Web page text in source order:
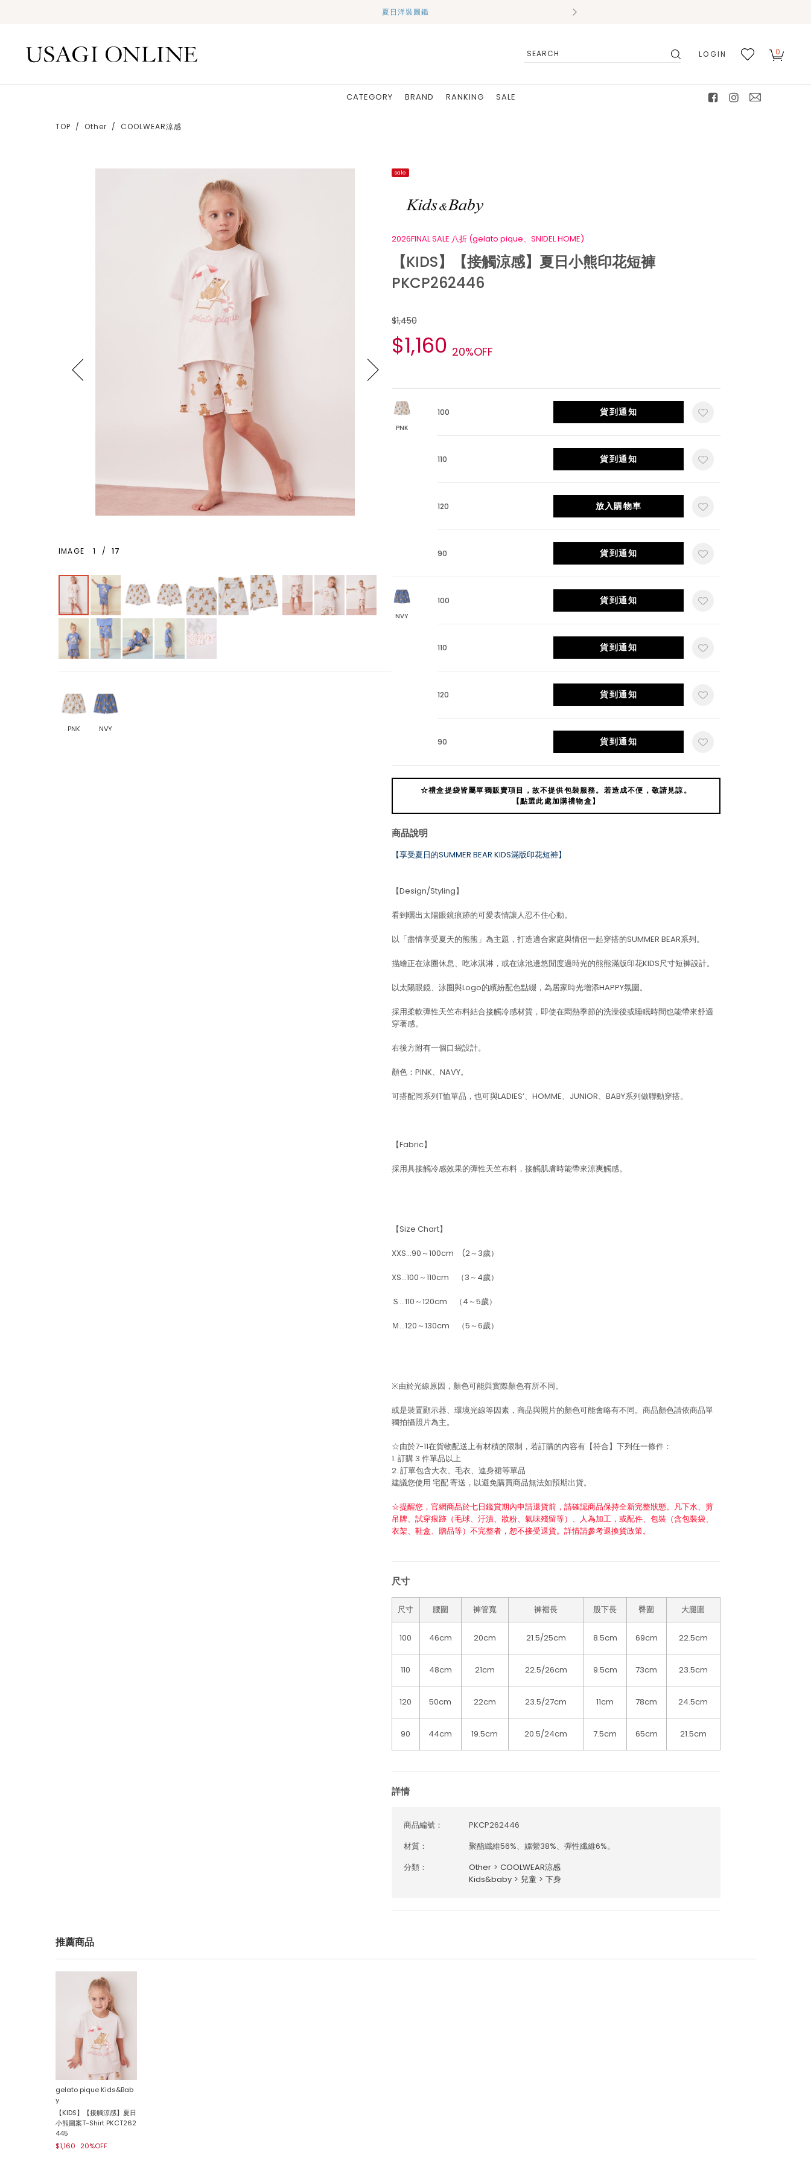
夏日洋裝圖鑑
LOGIN 0
CATEGORY BRAND RANKING
SALE
TOP Other COOLWEAR涼感
IMAGE 1 / 17
PNK NVY
sale
2026FINAL SALE 八折 (gelato pique、SNIDEL HOME)
【KIDS】【接觸涼感】夏日小熊印花短褲
PKCP262446
$1,450
$1,160 20%OFF
PNK
100 貨到通知
110 貨到通知
120 放入購物車
90 貨到通知
NVY
100 貨到通知
110 貨到通知
120 貨到通知
90 貨到通知
☆禮盒提袋皆屬單獨販賣項目，故不提供包裝服務。若造成不便，敬請見諒。
【點選此處加購禮物盒】
商品說明
【享受夏日的SUMMER BEAR KIDS滿版印花短褲】
【Design/Styling】
看到曬出太陽眼鏡痕跡的可愛表情讓人忍不住心動。
以「盡情享受夏天的熊熊」為主題，打造適合家庭與情侶一起穿搭的SUMMER BEAR系列。
描繪正在泳圈休息、吃冰淇淋，或在泳池邊悠閒度過時光的熊熊滿版印花KIDS尺寸短褲設計。
以太陽眼鏡、泳圈與Logo的繽紛配色點綴，為居家時光增添HAPPY氛圍。
採用柔軟彈性天竺布料結合接觸冷感材質，即使在悶熱季節的洗澡後或睡眠時間也能帶來舒適
穿著感。
右後方附有一個口袋設計。
顏色：PINK、NAVY。
可搭配同系列T恤單品，也可與LADIES’、HOMME、JUNIOR、BABY系列做聯動穿搭。
【Fabric】
採用具接觸冷感效果的彈性天竺布料，接觸肌膚時能帶來涼爽觸感。
【Size Chart】
XXS…90～100cm (2～3歲）
XS…100～110cm （3～4歲）
Ｓ…110～120cm （4～5歲）
Ｍ…120～130cm （5～6歲）
※由於光線原因，顏色可能與實際顏色有所不同。
或是裝置顯示器、環境光線等因素，商品與照片的顏色可能會略有不同。商品顏色請依商品單
獨拍攝照片為主。
☆由於7-11在貨物配送上有材積的限制，若訂購的內容有【符合】下列任一條件：
1. 訂購 3 件單品以上
2. 訂單包含大衣、毛衣、連身裙等單品
建議您使用 宅配寄送，以避免購買商品無法如預期出貨。
☆提醒您，官網商品於七日鑑賞期內申請退貨前，請確認商品保持全新完整狀態。凡下水、剪
吊牌、試穿痕跡（毛球、汙漬、妝粉、氣味殘留等）、人為加工，或配件、包裝（含包裝袋、
衣架、鞋盒、贈品等）不完整者，恕不接受退貨。詳情請參考退換貨政策。
尺寸
尺寸 腰圍 褲管寬 褲襠長 股下長 臀圍 大腿圍
100 46cm 20cm 21.5/25cm 8.5cm 69cm 22.5cm
110 48cm 21cm 22.5/26cm 9.5cm 73cm 23.5cm
120 50cm 22cm 23.5/27cm 11cm 78cm 24.5cm
90 44cm 19.5cm 20.5/24cm 7.5cm 65cm 21.5cm
詳情
商品編號：
PKCP262446
材質：
聚酯纖維56%、嫘縈38%、彈性纖維6%。
分類：
Other > COOLWEAR涼感
Kids&baby > 兒童 > 下身
推薦商品
gelato pique Kids&Bab
y
【KIDS】【接觸涼感】夏日
小熊圖案T-Shirt PKCT262
445
$1,160
20%OFF